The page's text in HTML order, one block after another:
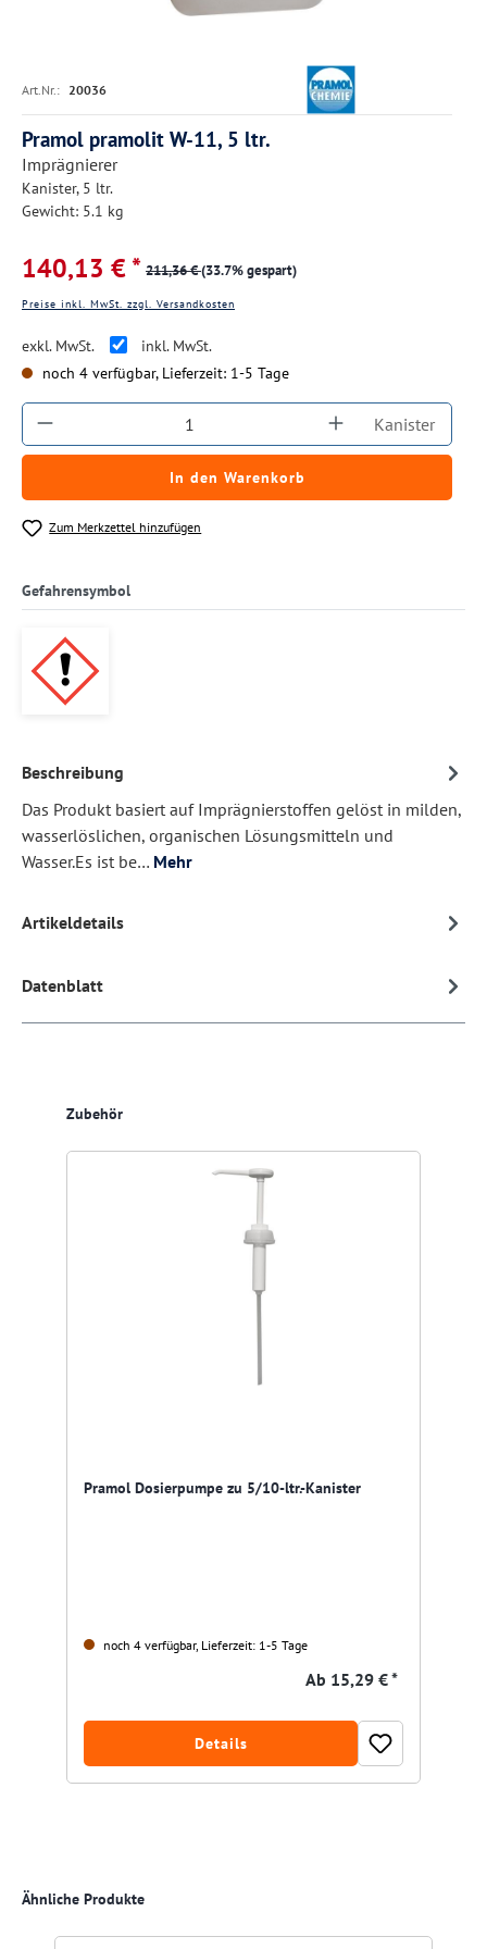
Art.Nr.: 20036
Pramol pramolit W-11, 5 ltr.
Imprägnierer
Kanister, 5 ltr.
Gewicht: 5.1 kg
140,13 € * 211,36 €(33.7% gespart)
Preise inkl. MwSt. zzgl. Versandkosten
exkl. MwSt.
inkl. MwSt.
noch 4 verfügbar, Lieferzeit: 1-5 Tage
Produkt Anzahl: Gib den gewünschten
Kanister
In den Warenkorb
Zum Merkzettel hinzufügen
Gefahrensymbol
Beschreibung
Das Produkt basiert auf Imprägnierstoffen gelöst in milden,
wasserlöslichen, organischen Lösungsmitteln und
Wasser.Es ist be… Mehr
Artikeldetails
Datenblatt
Produktgalerie überspringen
Zubehör
Pramol Dosierpumpe zu 5/10-ltr.-Kanister
noch 4 verfügbar, Lieferzeit: 1-5 Tage
Ab 15,29 € *
Details
Produktgalerie überspringen
Ähnliche Produkte